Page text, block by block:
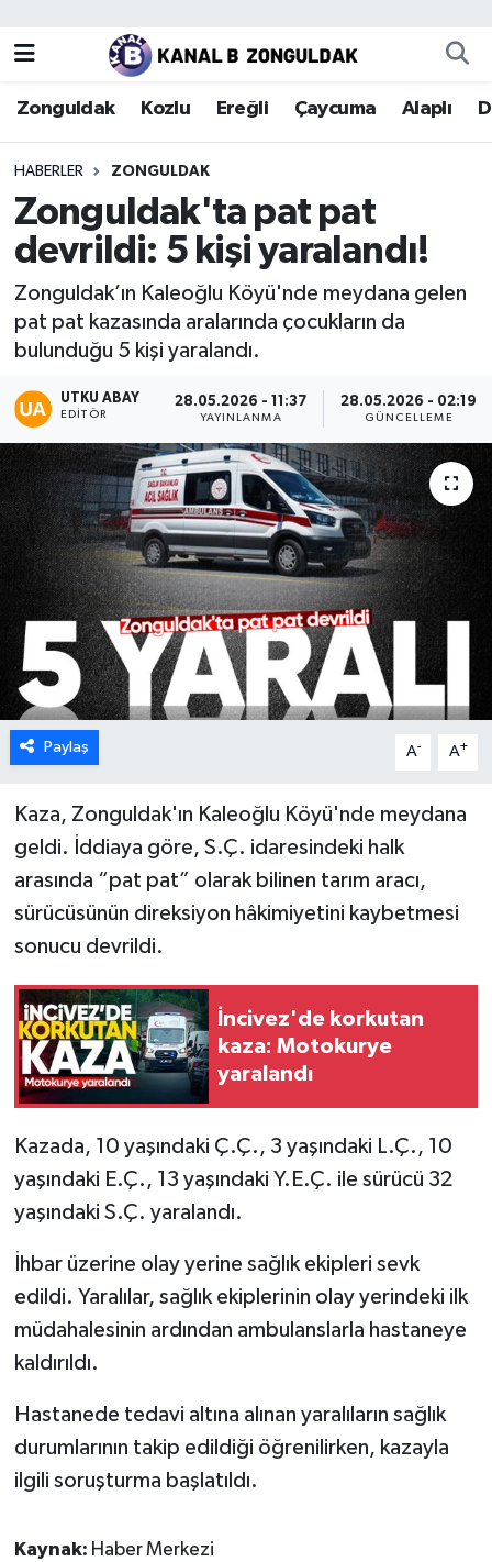
Zonguldak Kozlu Ereğli Çaycuma Alaplı
HABERLER ZONGULDAK
Zonguldak'ta pat pat
devrildi: 5 kişi yaralandı!
Zonguldak’ın Kaleoğlu Köyü'nde meydana gelen
pat pat kazasında aralarında çocukların da
bulunduğu 5 kişi yaralandı.
UTKU ABAY
EDITÖR
28.05.2026 - 11:37
YAYINLANMA
28.05.2026 - 02:19
GÜNCELLEME
Paylaş A- A+
Kaza, Zonguldak'ın Kaleoğlu Köyü'nde meydana
geldi. İddiaya göre, S.Ç. idaresindeki halk
arasında “pat pat” olarak bilinen tarım aracı,
sürücüsünün direksiyon hâkimiyetini kaybetmesi
sonucu devrildi.
İncivez'de korkutan
kaza: Motokurye
yaralandı
Kazada, 10 yaşındaki Ç.Ç., 3 yaşındaki L.Ç., 10
yaşındaki E.Ç., 13 yaşındaki Y.E.Ç. ile sürücü 32
yaşındaki S.Ç. yaralandı.
İhbar üzerine olay yerine sağlık ekipleri sevk
edildi. Yaralılar, sağlık ekiplerinin olay yerindeki ilk
müdahalesinin ardından ambulanslarla hastaneye
kaldırıldı.
Hastanede tedavi altına alınan yaralıların sağlık
durumlarının takip edildiği öğrenilirken, kazayla
ilgili soruşturma başlatıldı.
Kaynak: Haber Merkezi
Zonguldak
Kozlu
Çaycuma
Alaplı
Devrek
Gökçebey
Bartın
Karabük
Spor
Ulusal
Zonguldak Nöbetçi Eczaneler
Zonguldak Hava Durumu
Zonguldak Trafik Yoğunluk Haritası
Puan Durumu ve Fikstür
Tüm Manşetler
Son Dakika Haberleri
Haber Arşivi